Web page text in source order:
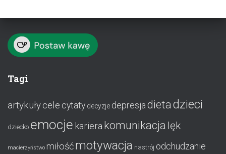
Tagi
artykułycele cytaty decyzje depresja dietadzieci
dziecko emocje kariera komunikacja lęk
macierzyństwo miłośćmotywacja nastrój odchudzanie